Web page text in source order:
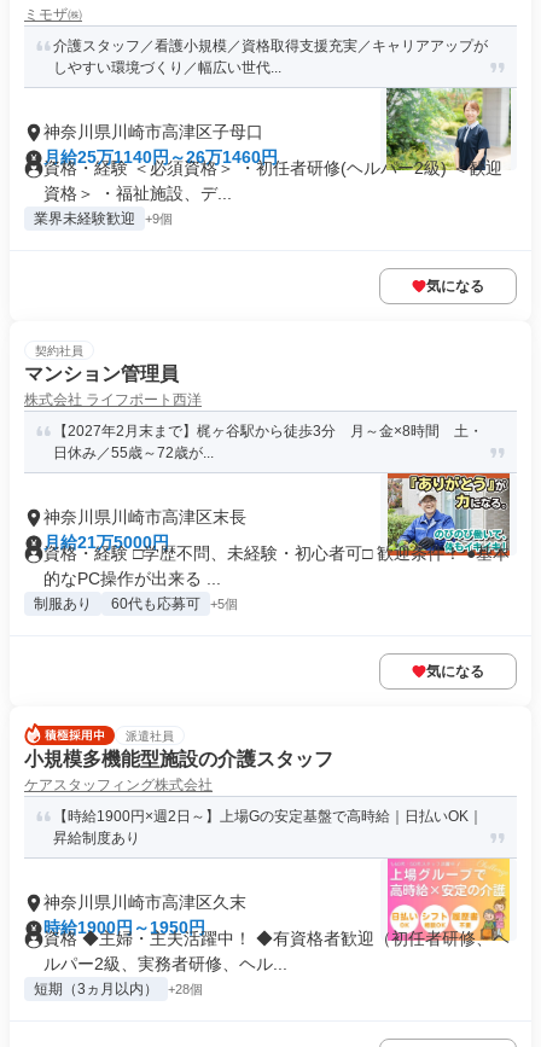
ミモザ㈱
介護スタッフ／看護小規模／資格取得支援充実／キャリアアップが
しやすい環境づくり／幅広い世代...
神奈川県川崎市高津区子母口
月給25万1140円～26万1460円
資格・経験 ＜必須資格＞ ・初任者研修(ヘルパー2級) ＜歓迎
資格＞ ・福祉施設、デ...
業界未経験歓迎 +9個
気になる
契約社員
マンション管理員
株式会社 ライフポート西洋
【2027年2月末まで】梶ヶ谷駅から徒歩3分 月～金×8時間 土・
日休み／55歳～72歳が...
神奈川県川崎市高津区末長
月給21万5000円
資格・経験 □学歴不問、未経験・初心者可□ 歓迎条件！ ●基本
的なPC操作が出来る ...
制服あり 60代も応募可 +5個
気になる
派遣社員
小規模多機能型施設の介護スタッフ
ケアスタッフィング株式会社
【時給1900円×週2日～】上場Gの安定基盤で高時給｜日払いOK｜
昇給制度あり
神奈川県川崎市高津区久末
時給1900円～1950円
資格 ◆主婦・主夫活躍中！ ◆有資格者歓迎（初任者研修、ヘ
ルパー2級、実務者研修、ヘル...
短期（3ヵ月以内） +28個